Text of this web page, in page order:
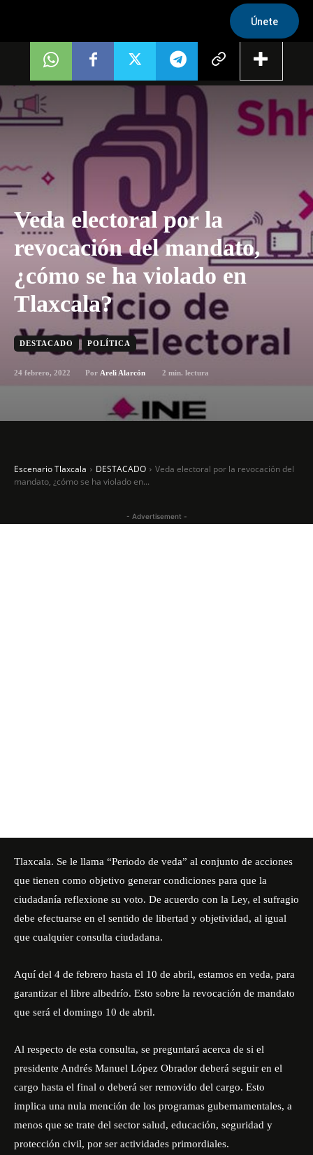
Únete
Veda electoral por la
revocación del mandato,
¿cómo se ha violado en
Tlaxcala?
DESTACADO POLÍTICA
24 febrero, 2022 Por Areli Alarcón 2 min. lectura
Escenario Tlaxcala DESTACADO
Veda electoral por la revocación del
mandato, ¿cómo se ha violado en...
- Advertisement -
Tlaxcala. Se le llama “Periodo de veda” al conjunto de acciones
que tienen como objetivo generar condiciones para que la
ciudadanía reflexione su voto. De acuerdo con la Ley, el sufragio
debe efectuarse en el sentido de libertad y objetividad, al igual
que cualquier consulta ciudadana.
Aquí del 4 de febrero hasta el 10 de abril, estamos en veda, para
garantizar el libre albedrío. Esto sobre la revocación de mandato
que será el domingo 10 de abril.
Al respecto de esta consulta, se preguntará acerca de si el
presidente Andrés Manuel López Obrador deberá seguir en el
cargo hasta el final o deberá ser removido del cargo. Esto
implica una nula mención de los programas gubernamentales, a
menos que se trate del sector salud, educación, seguridad y
protección civil, por ser actividades primordiales.